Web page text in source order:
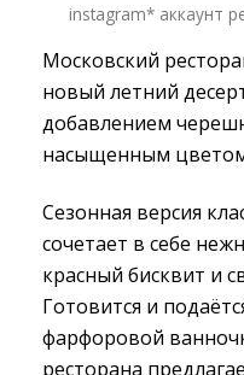
instagram* аккаунт
Московский
новый летний
добавлением
насыщенным
Сезонная версия
сочетает в себе
красный бисквит и
Готовится и
фарфоровой
ресторана